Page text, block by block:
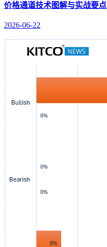
价格通道技术图解与实战要点
2026-06-22